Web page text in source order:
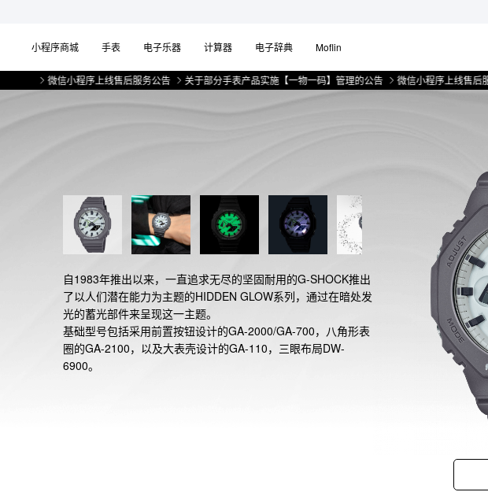
小程序商城 手表 电子乐器 计算器 电子辞典 Moflin
微信小程序上线售后服务公告 关于部分手表产品实施【一物一码】管理的公告 微信小程序上线售后服务公告
自1983年推出以来，一直追求无尽的坚固耐用的G-SHOCK推出
了以人们潜在能力为主题的HIDDEN GLOW系列，通过在暗处发
光的蓄光部件来呈现这一主题。
基础型号包括采用前置按钮设计的GA-2000/GA-700，八角形表
圈的GA-2100，以及大表壳设计的GA-110，三眼布局DW-
6900。